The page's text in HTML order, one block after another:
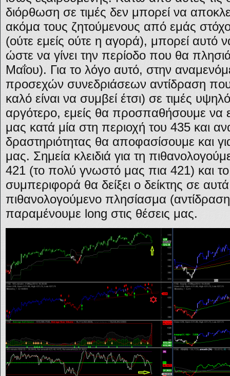
διόρθωση σε τιμές δεν μπορεί να
ακόμα τους ζητούμενους από εμάς
(ούτε εμείς ούτε η αγορά), μπορεί αυτό
ώστε να γίνει την περίοδο που θα
Μαΐου). Για το λόγο αυτό, στην
προσεχών συνεδριάσεων αντίδραση που
καλό είναι να συμβεί έτσι) σε τιμές
αργότερο, εμείς θα προσπαθήσουμε να
μας κατά μία στη περιοχή του 435 και
δραστηριότητας θα αποφασίσουμε και
μας. Σημεία κλειδιά για τη
421 (το πολύ γνωστό μας πια 421) και
συμπεριφορά θα δείξει ο δείκτης σε
πιθανολογούμενο πλησίασμα
παραμένουμε long στις θέσεις μας.